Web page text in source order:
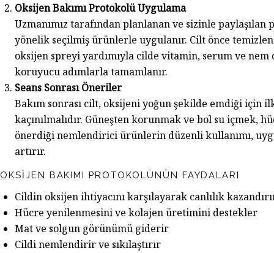
Oksijen Bakımı Protokolü Uygulama
Uzmanımız tarafından planlanan ve sizinle
yönelik seçilmiş ürünlerle uygulanır. Cilt önce
oksijen spreyi yardımıyla cilde vitamin, serum ve nem
koruyucu adımlarla tamamlanır.
Seans Sonrası Öneriler
Bakım sonrası cilt, oksijeni yoğun şekilde emdiği için
kaçınılmalıdır. Güneşten korunmak ve bol su içmek,
önerdiği nemlendirici ürünlerin düzenli kullanımı,
artırır.
OKSIJEN BAKIMI PROTOKOLÜNÜN FAYDALARI
Cildin oksijen ihtiyacını karşılayarak canlılık
Hücre yenilenmesini ve kolajen üretimini destekler
Mat ve solgun görünümü giderir
Cildi nemlendirir ve sıkılaştırır